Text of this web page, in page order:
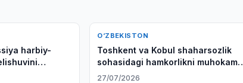
harbiy-
O‘ZBEKISTON
Toshkent va Kobul shaharsozlik
sohasidagi hamkorlikni muhokama
qilishdi
27/07/2026